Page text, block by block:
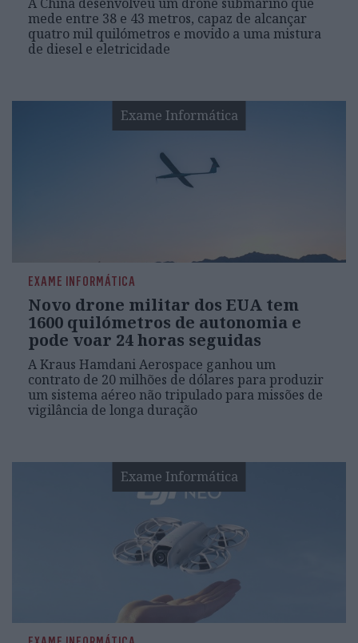
mede entre 38 e 43 metros, capaz de alcançar
quatro mil quilómetros e movido a uma mistura
de diesel e eletricidade
Exame Informática
EXAME INFORMÁTICA
Novo drone militar dos EUA tem
1600 quilómetros de autonomia e
pode voar 24 horas seguidas
A Kraus Hamdani Aerospace ganhou um
contrato de 20 milhões de dólares para produzir
um sistema aéreo não tripulado para missões de
vigilância de longa duração
Exame Informática